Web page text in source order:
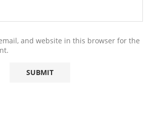
and website in this browser for the